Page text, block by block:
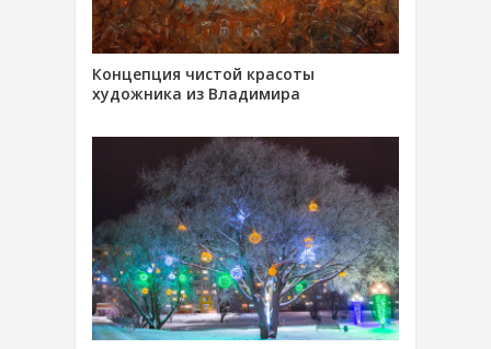
Концепция чистой красоты
художника из Владимира